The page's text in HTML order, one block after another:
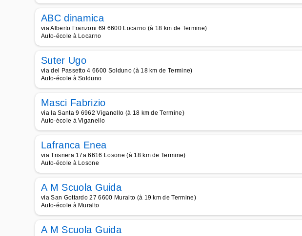
ABC dinamica
via Alberto Franzoni 69 6600 Locarno (à 18 km de Termine)
Auto-école à Locarno
Suter Ugo
via del Passetto 4 6600 Solduno (à 18 km de Termine)
Auto-école à Solduno
Masci Fabrizio
via la Santa 9 6962 Viganello (à 18 km de Termine)
Auto-école à Viganello
Lafranca Enea
via Trisnera 17a 6616 Losone (à 18 km de Termine)
Auto-école à Losone
A M Scuola Guida
via San Gottardo 27 6600 Muralto (à 19 km de Termine)
Auto-école à Muralto
A M Scuola Guida